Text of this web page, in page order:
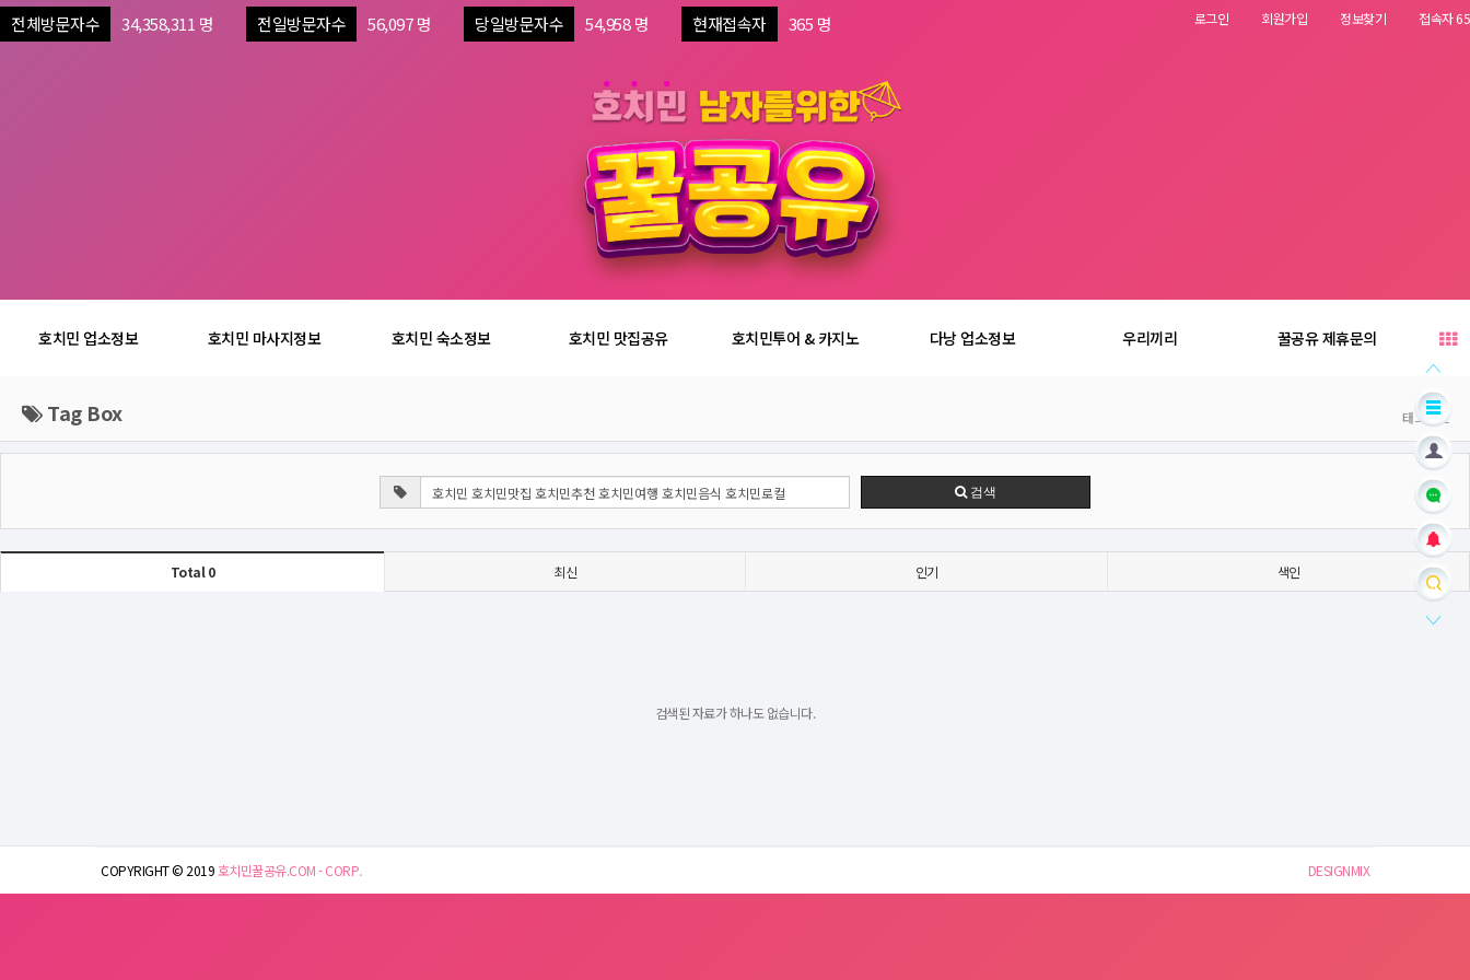
전체방문자수 34,358,311 명 전일방문자수 56,097 명 당일방문자수 54,958 명 현재접속자 365 명 로그인 회원가입 정보찾기 접속자 65
호치민 업소정보 호치민 마사지정보 호치민 숙소정보 호치민 맛집공유 호치민투어 & 카지노 다낭 업소정보 우리끼리 꿀공유 제휴문의
Tag Box 태그박스
검색
Total 0 최신 인기 색인
검색된 자료가 하나도 없습니다.
COPYRIGHT © 2019호치민꿀공유.COM - CORP. DESIGNMIX